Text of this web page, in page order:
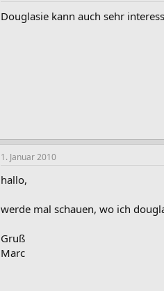
Douglasie kann auch sehr
1. Januar 2010
hallo,
werde mal schauen, wo ich
Gruß
Marc